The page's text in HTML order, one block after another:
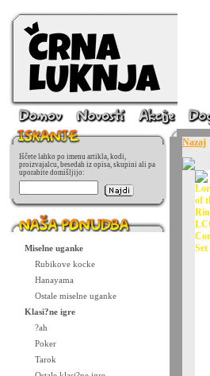
Iščete lahko po imenu artikla, kodi,
proizvajalcu, besedah iz opisa, skupini ali pa
uporabite domišljijo:
Miselne uganke
Rubikove kocke
Hanayama
Ostale miselne uganke
Klasi?ne igre
?ah
Poker
Tarok
Nazaj